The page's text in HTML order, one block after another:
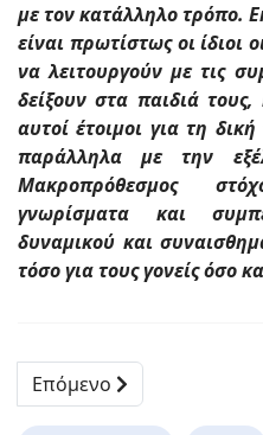
με τον κατάλληλο τρόπο.
είναι πρωτίστως οι ίδιοι
να λειτουργούν με τις
δείξουν στα παιδιά
αυτοί έτοιμοι για τη
παράλληλα με την
Μακροπρόθεσμος
γνωρίσματα και
δυναμικού και
τόσο για τους γονείς όσο
Επόμενο